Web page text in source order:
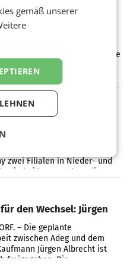
Zirkularität: ARA und
am POS über
August hinweg rücken die
Austria AG (ARA) und der
Müller die Initiative
in allen österreichischen
zwei Filialen in
– Im Rahmen einer
zwei Filialen in Nieder- und
Die beiden Standorte liegen
den Wechsel: Jürgen
ab 1.1.2027 auf Adeg
– Die geplante
zwischen Adeg und dem
Jürgen Albrecht ist
freigegeben: Die
gemäß unserer